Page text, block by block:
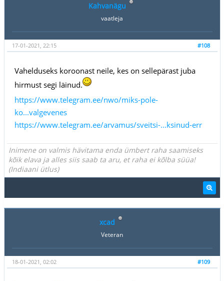
Kahvanägu
vaatleja
#108
17-01-2021, 22:15
Vahelduseks koroonast neile, kes on sellepärast juba
hirmust segi läinud.
https://www.telegram.ee/nwo/miks-pole-
ko...valgevenes
https://www.telegram.ee/arvamus/sveitsi-...ksinud-err
Inimene on valmis hävitama enda ümbert raha saamiseks
kõik elava ja alles siis saab ta aru, et raha ei kõlba süüa!
(Indiaani ütlus)
xcad
Veteran
#109
18-01-2021, 02:02